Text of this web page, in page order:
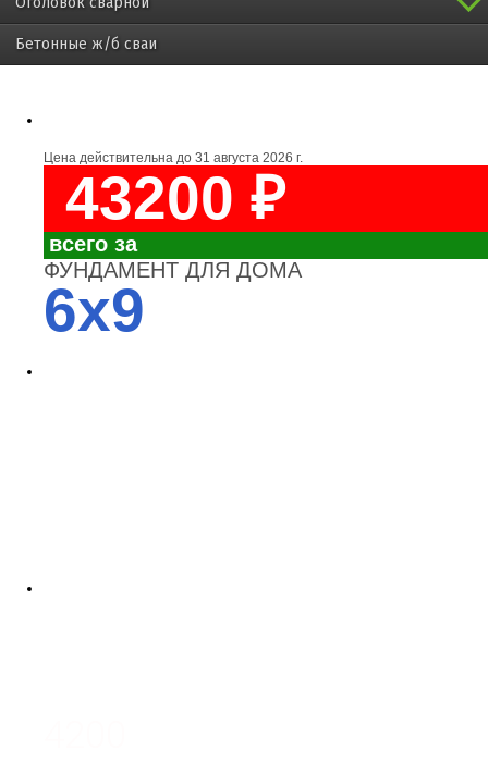
Бетонные ж/б сваи
Цена действительна до 31 августа 2026 г.
43200 ₽
всего за
ФУНДАМЕНТ ДЛЯ ДОМА
6x9